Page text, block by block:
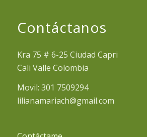
Contáctanos
Kra 75 # 6-25 Ciudad Capri
Cali Valle Colombia
Movil: 301 7509294
lilianamariach@gmail.com